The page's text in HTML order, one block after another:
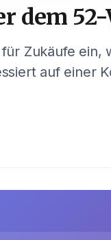
dem
Zukäufe ein,
auf einer